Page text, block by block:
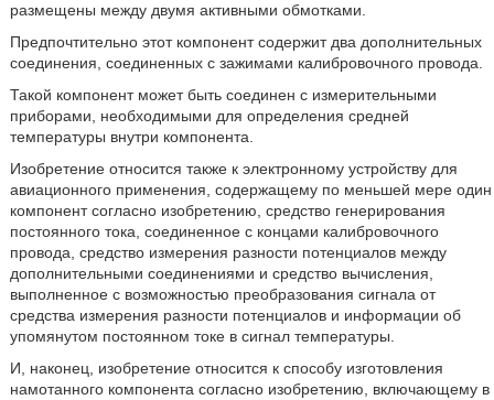
размещены между двумя активными обмотками.
Предпочтительно этот компонент содержит два дополнительных
соединения, соединенных с зажимами калибровочного провода.
Такой компонент может быть соединен с измерительными
приборами, необходимыми для определения средней
температуры внутри компонента.
Изобретение относится также к электронному устройству для
авиационного применения, содержащему по меньшей мере один
компонент согласно изобретению, средство генерирования
постоянного тока, соединенное с концами калибровочного
провода, средство измерения разности потенциалов между
дополнительными соединениями и средство вычисления,
выполненное с возможностью преобразования сигнала от
средства измерения разности потенциалов и информации об
упомянутом постоянном токе в сигнал температуры.
И, наконец, изобретение относится к способу изготовления
намотанного компонента согласно изобретению, включающему в